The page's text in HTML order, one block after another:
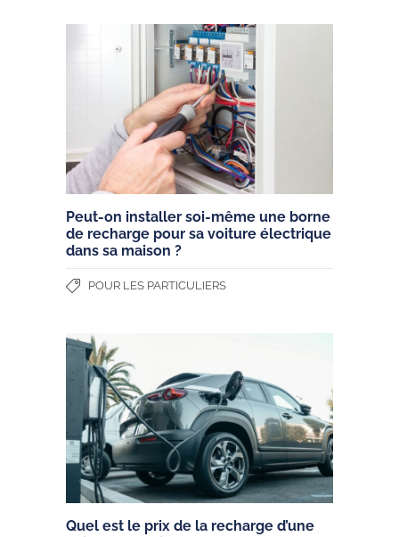
Peut-on installer soi-même une borne
de recharge pour sa voiture électrique
dans sa maison ?
POUR LES PARTICULIERS
Quel est le prix de la recharge d’une